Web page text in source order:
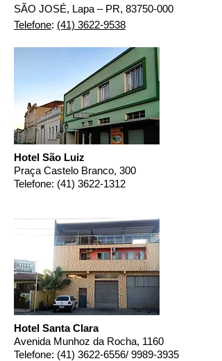
SÃO JOSÉ, Lapa – PR, 83750-000
Telefone: (41) 3622-9538
Hotel São Luiz
Praça Castelo Branco, 300
Telefone: (41) 3622-1312
Hotel Santa Clara
Avenida Munhoz da Rocha, 1160
Telefone: (41) 3622-6556/ 9989-3935